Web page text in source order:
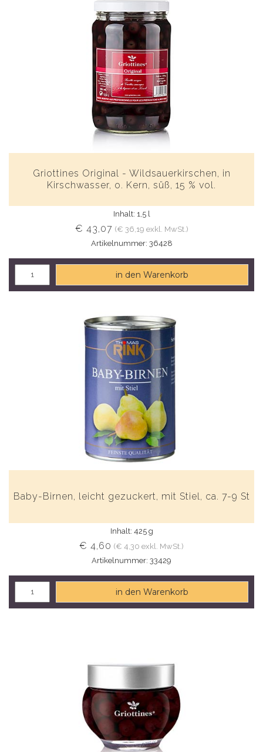
Griottines Original - Wildsauerkirschen, in
Kirschwasser, o. Kern, süß, 15 % vol.
Inhalt: 1,5 l
€ 43,07 (€ 36,19 exkl. MwSt.)
Artikelnummer: 36428
in den Warenkorb
Baby-Birnen, leicht gezuckert, mit Stiel, ca. 7-9 St
Inhalt: 425 g
€ 4,60 (€ 4,30 exkl. MwSt.)
Artikelnummer: 33429
in den Warenkorb